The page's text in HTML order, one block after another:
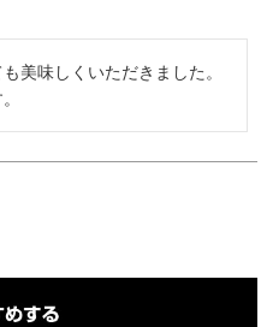
美味しくいただきました。